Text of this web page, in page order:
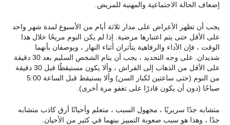
إضعاف الحالة الاجتماعية والمهنية للمريض.
يجب أن تظهر الأعراض على مدار ثلاثة أيام من الأسبوع لمدة شهر واحد
على الأقل حتى يتم اعتبارها مرضية. إذا لم يكن النوم مريحًا خلال هذا
الوقت ، فإن الأداء والرفاهية يتأثران أثناء النهار ، ويوصفان بأنهما
شديدان. على وجه التحديد ، يجب أن ينام الشخص السليم بعد 30 دقيقة
على الأقل من الذهاب إلى الفراش ، وألا يكون مستيقظًا قبل 30 دقيقة
من النوم (حتى ساعتين لكبار السن) وألا يستيقظ قبل الساعة 5:00
صباحًا (دون أن يكون قادرًا على تغفو مرة أخرى).
متشابه جدًا سريريًا ، مجهول السبب ، متعلم وأحيانًا أرق كاذب متشابه
جدًا ، وهذا هو سبب صعوبة التمييز بينهما في كثير من الأحيان.